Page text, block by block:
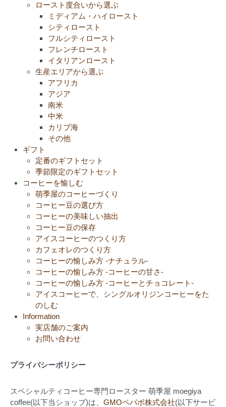
ロースト度合いから選ぶ
ミディアム・ハイロースト
シティロースト
フルシティロースト
フレンチロースト
イタリアンロースト
生産エリアから選ぶ
アフリカ
アジア
南米
中米
カリブ海
その他
ギフト
定番のギフトセット
季節限定のギフトセット
コーヒーを愉しむ
萌季屋のコーヒーづくり
コーヒー豆の選び方
コーヒーの美味しい抽出
コーヒー豆の保存
アイスコーヒーのつくり方
カフェオレのつくり方
コーヒーの愉しみ方 -ナチュラル-
コーヒーの愉しみ方 -コーヒーの甘さ-
コーヒーの愉しみ方 -コーヒーとチョコレート-
アイスコーヒーで、シングルオリジンコーヒーをた
のしむ
Information
実店舗のご案内
お問い合わせ
プライバシーポリシー
スペシャルティコーヒー専門ロースター 萌季屋 moegiya
coffee(以下当ショップ)は、 GMOペパボ株式会社(以下サービ